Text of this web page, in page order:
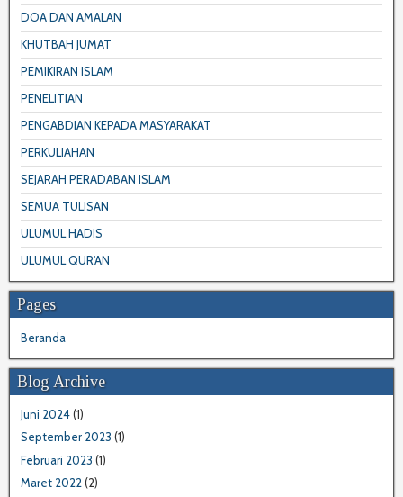
DOA DAN AMALAN
KHUTBAH JUMAT
PEMIKIRAN ISLAM
PENELITIAN
PENGABDIAN KEPADA MASYARAKAT
PERKULIAHAN
SEJARAH PERADABAN ISLAM
SEMUA TULISAN
ULUMUL HADIS
ULUMUL QUR'AN
Pages
Beranda
Blog Archive
Juni 2024(1)
September 2023 (1)
Februari 2023 (1)
Maret 2022 (2)